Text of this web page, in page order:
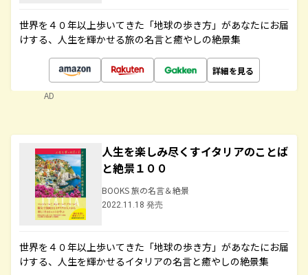
世界を４０年以上歩いてきた「地球の歩き方」があなたにお届
けする、人生を輝かせる旅の名言と癒やしの絶景集
詳細を見る
AD
人生を楽しみ尽くすイタリアのことば
と絶景１００
BOOKS 旅の名言＆絶景
2022.11.18 発売
世界を４０年以上歩いてきた「地球の歩き方」があなたにお届
けする、人生を輝かせるイタリアの名言と癒やしの絶景集